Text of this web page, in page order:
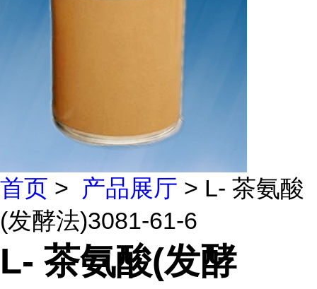
首页 > 产品展厅 > L- 茶氨酸
(发酵法)3081-61-6
L- 茶氨酸(发酵